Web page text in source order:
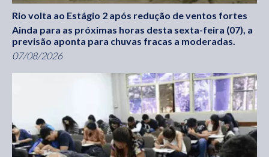
Rio volta ao Estágio 2 após redução de ventos fortes
Ainda para as próximas horas desta sexta-feira (07), a
previsão aponta para chuvas fracas a moderadas.
07/08/2026